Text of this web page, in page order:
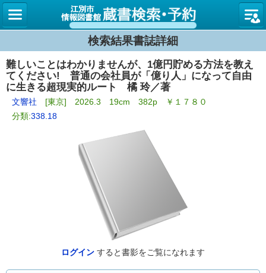
図書館
検索結果書誌詳細
難しいことはわかりませんが、1億円貯める方法を教え
てください! 普通の会社員が「億り人」になって自由
に生きる超現実的ルート 橘 玲／著
文響社 [東京] 2026.3 19cm 382p ￥１７８０
分類:338.18
ログイン すると書影をご覧になれます